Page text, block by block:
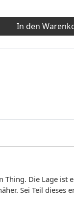
In den
Die Lage ist
Sei Teil dieses